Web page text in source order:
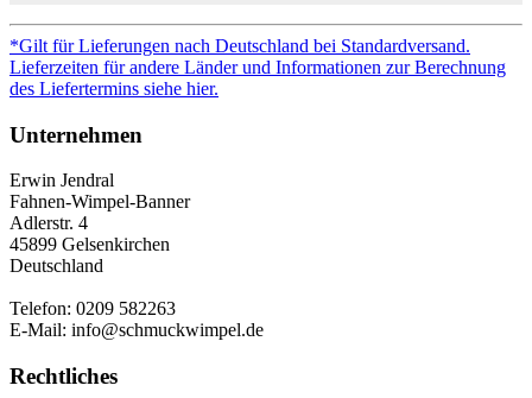
*Gilt für Lieferungen nach Deutschland bei Standardversand.
Lieferzeiten für andere Länder und Informationen zur Berechnung
des Liefertermins siehe hier.
Unternehmen
Erwin Jendral
Fahnen-Wimpel-Banner
Adlerstr. 4
45899 Gelsenkirchen
Deutschland
Telefon: 0209 582263
E-Mail: info@schmuckwimpel.de
Rechtliches